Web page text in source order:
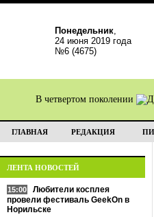
Понедельник,
24 июня 2019 года
№6 (4675)
В четвертом поколении
ГЛАВНАЯ РЕДАКЦИЯ
ЛЕНТА НОВОСТЕЙ
15:00
Любители косплея
провели фестиваль GeekOn в
Норильске